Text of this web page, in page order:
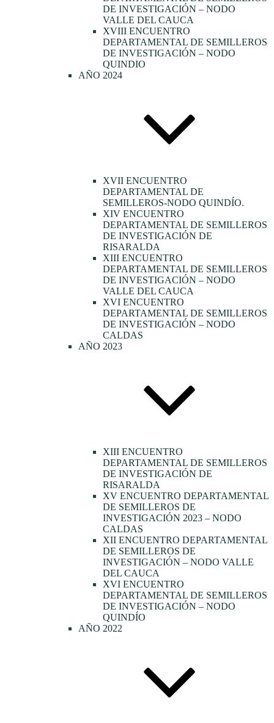
DE INVESTIGACIÓN – NODO
VALLE DEL CAUCA
XVIII ENCUENTRO
DEPARTAMENTAL DE SEMILLEROS
DE INVESTIGACIÓN – NODO
QUINDIO
AÑO 2024
XVII ENCUENTRO
DEPARTAMENTAL DE
SEMILLEROS-NODO QUINDÍO.
XIV ENCUENTRO
DEPARTAMENTAL DE SEMILLEROS
DE INVESTIGACIÓN DE
RISARALDA
XIII ENCUENTRO
DEPARTAMENTAL DE SEMILLEROS
DE INVESTIGACIÓN – NODO
VALLE DEL CAUCA
XVI ENCUENTRO
DEPARTAMENTAL DE SEMILLEROS
DE INVESTIGACIÓN – NODO
CALDAS
AÑO 2023
XIII ENCUENTRO
DEPARTAMENTAL DE SEMILLEROS
DE INVESTIGACIÓN DE
RISARALDA
XV ENCUENTRO DEPARTAMENTAL
DE SEMILLEROS DE
INVESTIGACIÓN 2023 – NODO
CALDAS
XII ENCUENTRO DEPARTAMENTAL
DE SEMILLEROS DE
INVESTIGACIÓN – NODO VALLE
DEL CAUCA
XVI ENCUENTRO
DEPARTAMENTAL DE SEMILLEROS
DE INVESTIGACIÓN – NODO
QUINDÍO
AÑO 2022